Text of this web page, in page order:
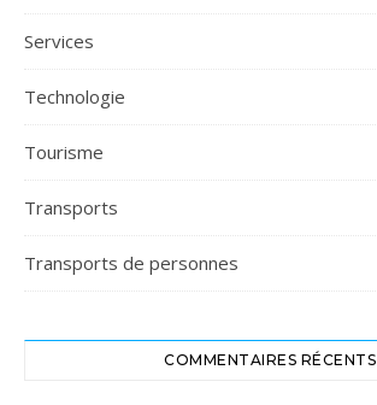
Services
Technologie
Tourisme
Transports
Transports de personnes
COMMENTAIRES RÉCENTS